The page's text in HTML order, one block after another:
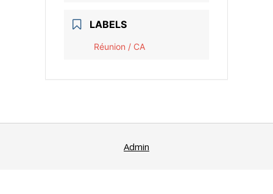
LABELS
Réunion / CA
Admin